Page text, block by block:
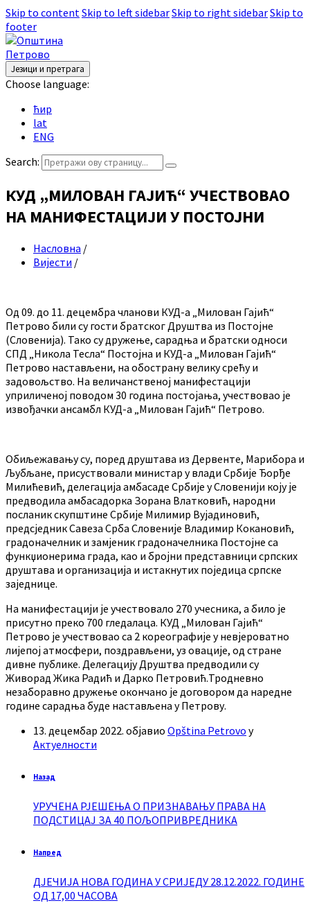
Skip to contentSkip to left sidebarSkip to right sidebarSkip to
footer
Језици и претрага
Choose language:
ћир
lat
ENG
Search:
КУД „МИЛОВАН ГАЈИЋ“ УЧЕСТВОВАО
НА МАНИФЕСТАЦИЈИ У ПОСТОЈНИ
Насловна /
Вијести /
Од 09. до 11. децембра чланови КУД-а „Милован Гајић“
Петрово били су гости братског Друштва из Постојне
(Словенија). Тако су дружење, сарадња и братски односи
СПД „Никола Тесла“ Постојна и КУД-а „Милован Гајић“
Петрово настављени, на обострану велику срећу и
задовољство. На величанственој манифестацији
уприличеној поводом 30 година постојања, учествовао је
извођачки ансамбл КУД-а „Милован Гајић“ Петрово.
Обиљежавању су, поред друштава из Дервенте, Марибора и
Љубљане, присуствовали министар у влади Србије Ђорђе
Милићевић, делегација амбасаде Србије у Словенији коју је
предводила амбасадорка Зорана Влатковић, народни
посланик скупштине Србије Милимир Вујадиновић,
предсједник Савеза Срба Словеније Владимир Кокановић,
градоначелник и замјеник градоначелника Постојне са
функџионерима града, као и бројни представници српских
друштава и организација и истакнутих поједица српске
заједнице.
На манифестацији је учествовало 270 учесника, а било је
присутно преко 700 гледалаца. КУД „Милован Гајић“
Петрово је учествовао са 2 кореографије у невјероватно
лијепој атмосфери, поздрављени, уз овације, од стране
дивне публике. Делегацију Друштва предводили су
Живорад Жика Радић и Дарко Петровић.Тродневно
незаборавно дружење окончано је договором да наредне
године сарадња буде настављена у Петрову.
13. децембар 2022. објавио Opština Petrovo у
Актуелности
Назад
УРУЧЕНА РЈЕШЕЊА О ПРИЗНАВАЊУ ПРАВА НА
ПОДСТИЦАЈ ЗА 40 ПОЉОПРИВРЕДНИКА
Напред
ДЈЕЧИЈА НОВА ГОДИНА У СРИЈЕДУ 28.12.2022. ГОДИНЕ
ОД 17,00 ЧАСОВА